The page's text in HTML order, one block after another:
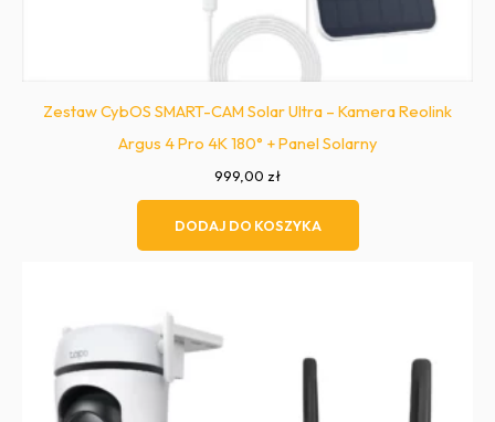
Zestaw CybOS SMART-CAM Solar Ultra – Kamera Reolink
Argus 4 Pro 4K 180° + Panel Solarny
999,00 zł
DODAJ DO KOSZYKA